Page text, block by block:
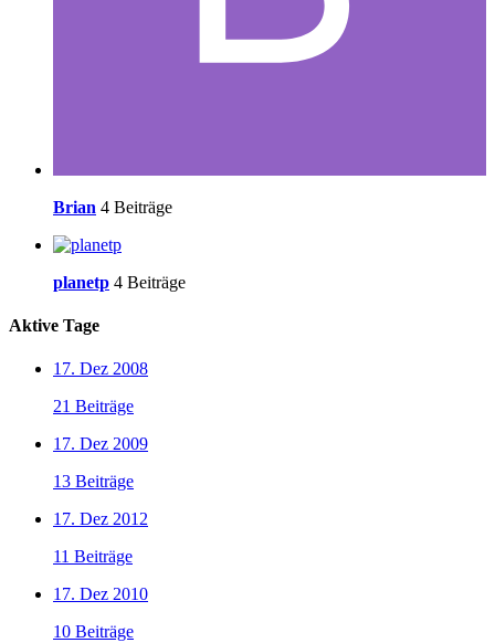
Brian 4 Beiträge
planetp 4 Beiträge
Aktive Tage
17. Dez 2008
21 Beiträge
17. Dez 2009
13 Beiträge
17. Dez 2012
11 Beiträge
17. Dez 2010
10 Beiträge